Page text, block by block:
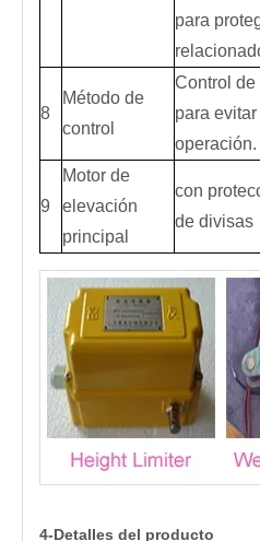
para
8
Método de
control
Control de
para
operación.
9
Motor de
elevación
principal
con
de divisas
4-Detalles del producto